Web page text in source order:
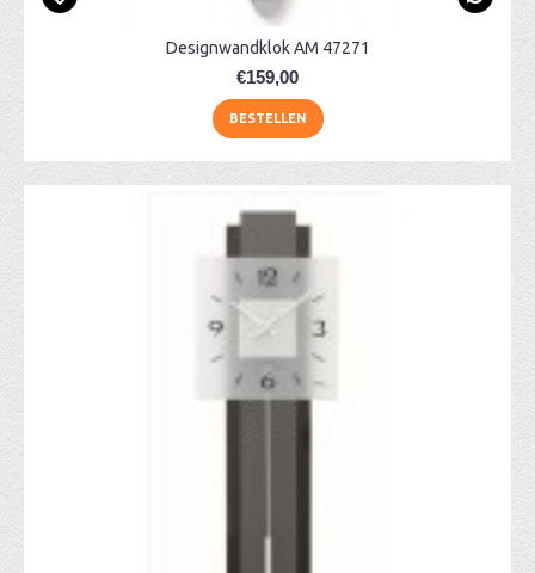
Designwandklok AM 47271
€159,00
BESTELLEN